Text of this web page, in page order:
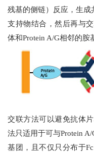
残基的侧链）反应，生成
支持物结合，然后再与
体和Protein A/G相邻的胺
交联方法可以避免抗体
法只适用于可与Protein
基团，且不仅只分布于